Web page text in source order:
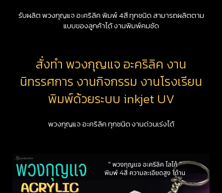
รับผลิต พวงกุญแจ อะคริลิค พิมพ์ 4สี ทุกชนิด สามารถผลิตตาม
แบบของลูกค้าได้ งานพิมพ์คมชัด
สั่งทำ พวงกุญแจ อะคริลิค งาน
นิทรรศการ งานกิจกรรม งานโรงเรียน
พิมพ์ด้วยระบบ inkjet UV
พวงกุญแจ อะคริลิค ทุกชนิด งานด่วนเร่งได้